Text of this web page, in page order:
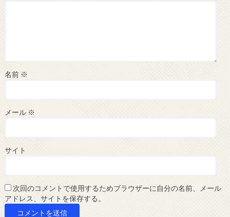
名前 ※
メール ※
サイト
次回のコメントで使用するためブラウザーに自分の名前、メール
アドレス、サイトを保存する。